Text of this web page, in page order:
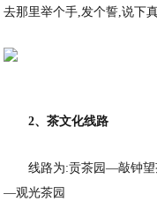
去那里举个手,发个誓,说下
2、茶文化线路
线路为:贡茶园—敲钟
—观光茶园